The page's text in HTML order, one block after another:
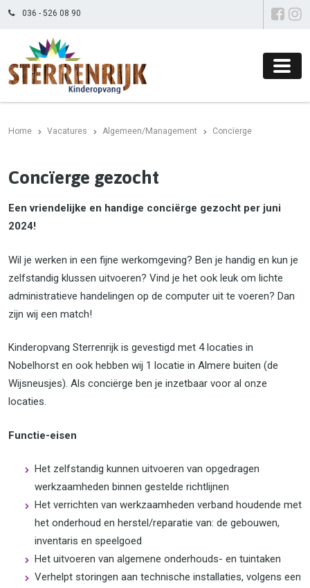
036 - 526 08 90
Home Vacatures Algemeen/Management Concïerge
Concïerge gezocht
Een vriendelijke en handige conciërge gezocht per juni
2024!
Wil je werken in een fijne werkomgeving? Ben je handig en kun je
zelfstandig klussen uitvoeren? Vind je het ook leuk om lichte
administratieve handelingen op de computer uit te voeren? Dan
zijn wij een match!
Kinderopvang Sterrenrijk is gevestigd met 4 locaties in
Nobelhorst en ook hebben wij 1 locatie in Almere buiten (de
Wijsneusjes). Als conciërge ben je inzetbaar voor al onze
locaties.
Functie-eisen
Het zelfstandig kunnen uitvoeren van opgedragen
werkzaamheden binnen gestelde richtlijnen
Het verrichten van werkzaamheden verband houdende met
het onderhoud en herstel/reparatie van: de gebouwen,
inventaris en speelgoed
Het uitvoeren van algemene onderhouds- en tuintaken
Verhelpt storingen aan technische installaties, volgens een